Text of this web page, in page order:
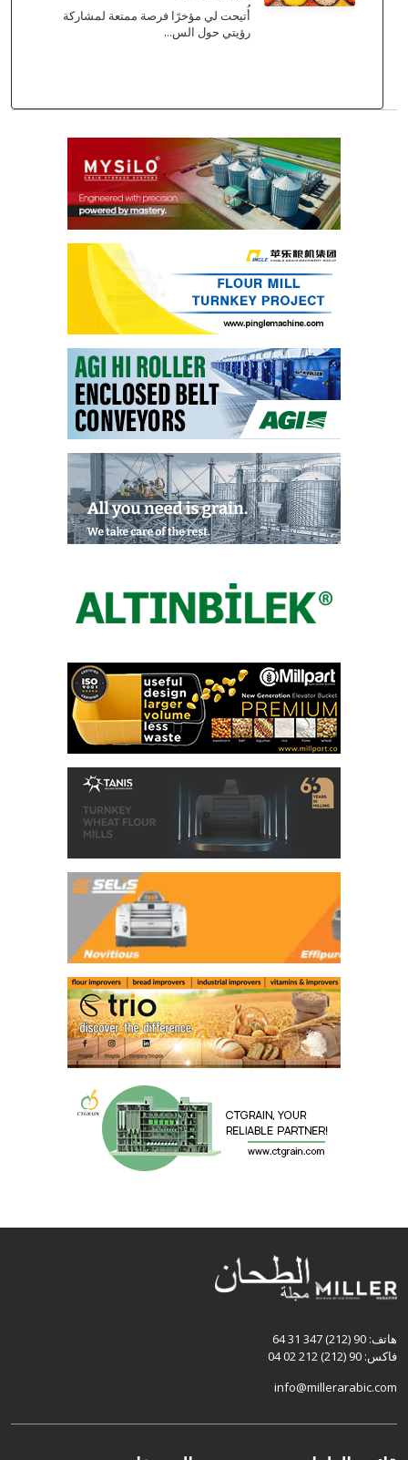
أُتيحت لي مؤخرًا فرصة ممتعة لمشاركة
رؤيتي حول الس...
هاتف: 90 (212) 347 31 64
فاكس: 90 (212) 212 02 04
info@millerarabic.com